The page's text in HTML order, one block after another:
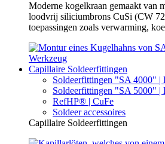
Moderne kogelkraan gemaakt van
loodvrij siliciumbrons CuSi (CW
toepassingen zoals verwarming,
Capillaire Soldeerfittingen
Soldeerfittingen "SA 4000" |
Soldeerfittingen "SA 5000" |
RefHP® | CuFe
Soldeer accessoires
Capillaire Soldeerfittingen